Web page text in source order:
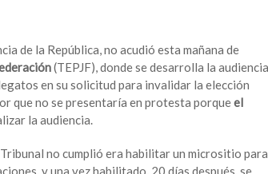
de la República, no acudió esta mañana de
(TEPJF), donde se desarrolla la audiencia
en su solicitud para invalidar la elección
que no se presentaría en protesta porqueel
la audiencia.
no cumplió era habilitar un micrositio para
y una vez habilitado, 20 días después, se